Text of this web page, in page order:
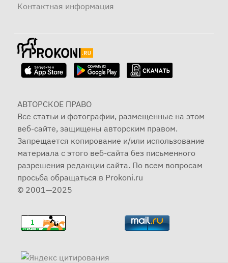
Контактная информация
АВТОРСКОЕ ПРАВО
Все статьи и фотографии, размещенные на этом
веб-сайте, защищены авторским правом.
Запрещается копирование и/или использование
материала с этого веб-сайта без письменного
разрешения редакции сайта. По всем вопросам
просьба обращаться в Prokoni.ru
© 2001—2025